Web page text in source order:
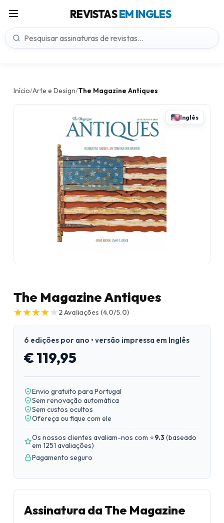
REVISTASEM INGLES
Início/Arte e Design/The Magazine Antiques
Inglês
The Magazine Antiques
★
★★
★★
★★
★★
★2Avaliações (4.0/5.0)
6 edições por ano • versão impressa em Inglês
€ 119,95
Envio gratuito para Portugal
Sem renovação automática
Sem custos ocultos
Ofereça ou fique com ele
Os nossos clientes avaliam-nos com ⭐9.3(baseado
em 1251 avaliações)
Pagamento seguro
Assinatura da The Magazine